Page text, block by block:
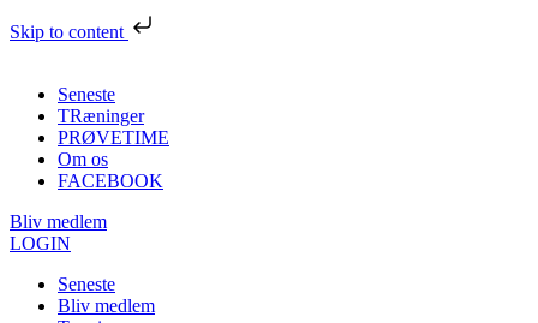
Skip to content
Seneste
TRæninger
PRØVETIME
Om os
FACEBOOK
Bliv medlem
LOGIN
Seneste
Bliv medlem